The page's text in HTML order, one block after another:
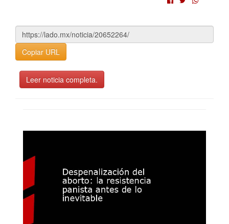
Copiar URL
Leer noticia completa.